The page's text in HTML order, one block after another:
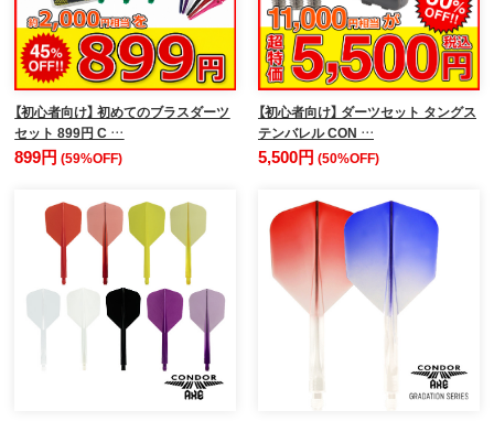
【初心者向け】 初めてのブラスダーツ
セット 899円 C …
899円(59%OFF)
【初心者向け】 ダーツセット タングス
テンバレル CON …
5,500円 (50%OFF)